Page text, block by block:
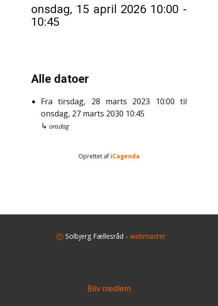
onsdag, 15 april 2026 10:00 -
10:45
Alle datoer
Fra tirsdag, 28 marts 2023 10:00 til
onsdag, 27 marts 2030 10:45
↳ onsdag
Oprettet af iCagenda
Solbjerg Fællesråd - webmaster
Bliv medlem